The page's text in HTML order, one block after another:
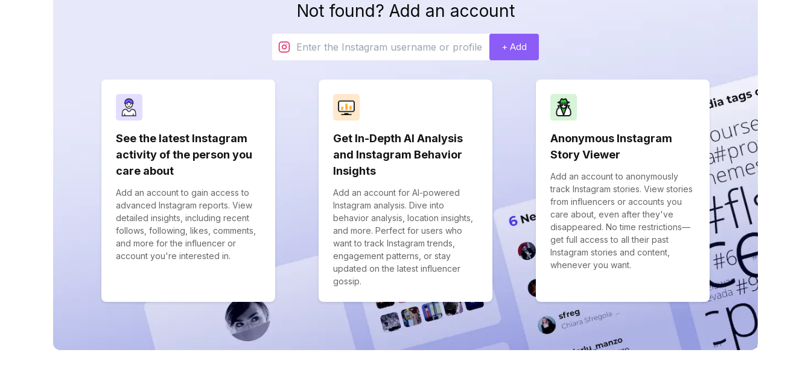
Not found? Add an account
+ Add
See the latest Instagram
activity of the person you
care about
Add an account to gain access to
advanced Instagram reports. View
detailed insights, including recent
follows, following, likes, comments,
and more for the influencer or
account you're interested in.
Get In-Depth AI Analysis
and Instagram Behavior
Insights
Add an account for AI-powered
Instagram analysis. Dive into
behavior analysis, location insights,
and more. Perfect for users who
want to track Instagram trends,
engagement patterns, or stay
updated on the latest influencer
gossip.
Anonymous Instagram
Story Viewer
Add an account to anonymously
track Instagram stories. View stories
from influencers or accounts you
care about, even after they've
disappeared. No time restrictions—
get full access to all their past
Instagram stories and content,
whenever you want.